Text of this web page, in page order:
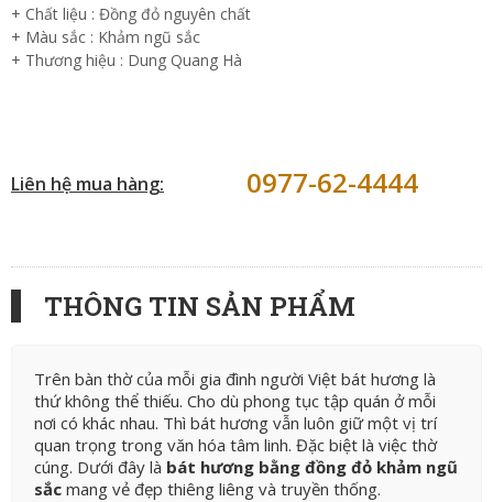
+ Chất liệu : Đồng đỏ nguyên chất
+ Màu sắc : Khảm ngũ sắc
+ Thương hiệu : Dung Quang Hà
Liên hệ mua hàng: 0977-62-4444
THÔNG TIN SẢN PHẨM
Trên bàn thờ của mỗi gia đình người Việt bát hương là
thứ không thể thiếu. Cho dù phong tục tập quán ở mỗi
nơi có khác nhau. Thì bát hương vẫn luôn giữ một vị trí
quan trọng trong văn hóa tâm linh. Đặc biệt là việc thờ
cúng. Dưới đây là bát hương bằng đồng đỏ khảm ngũ
sắc mang vẻ đẹp thiêng liêng và truyền thống.